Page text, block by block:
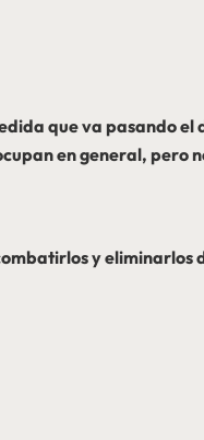
que va pasando el
en general, pero
y eliminarlos